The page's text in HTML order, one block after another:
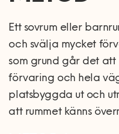
Ett sovrum eller
och svälja mycket
som grund går det
förvaring och hela
platsbyggda ut och
att rummet känns